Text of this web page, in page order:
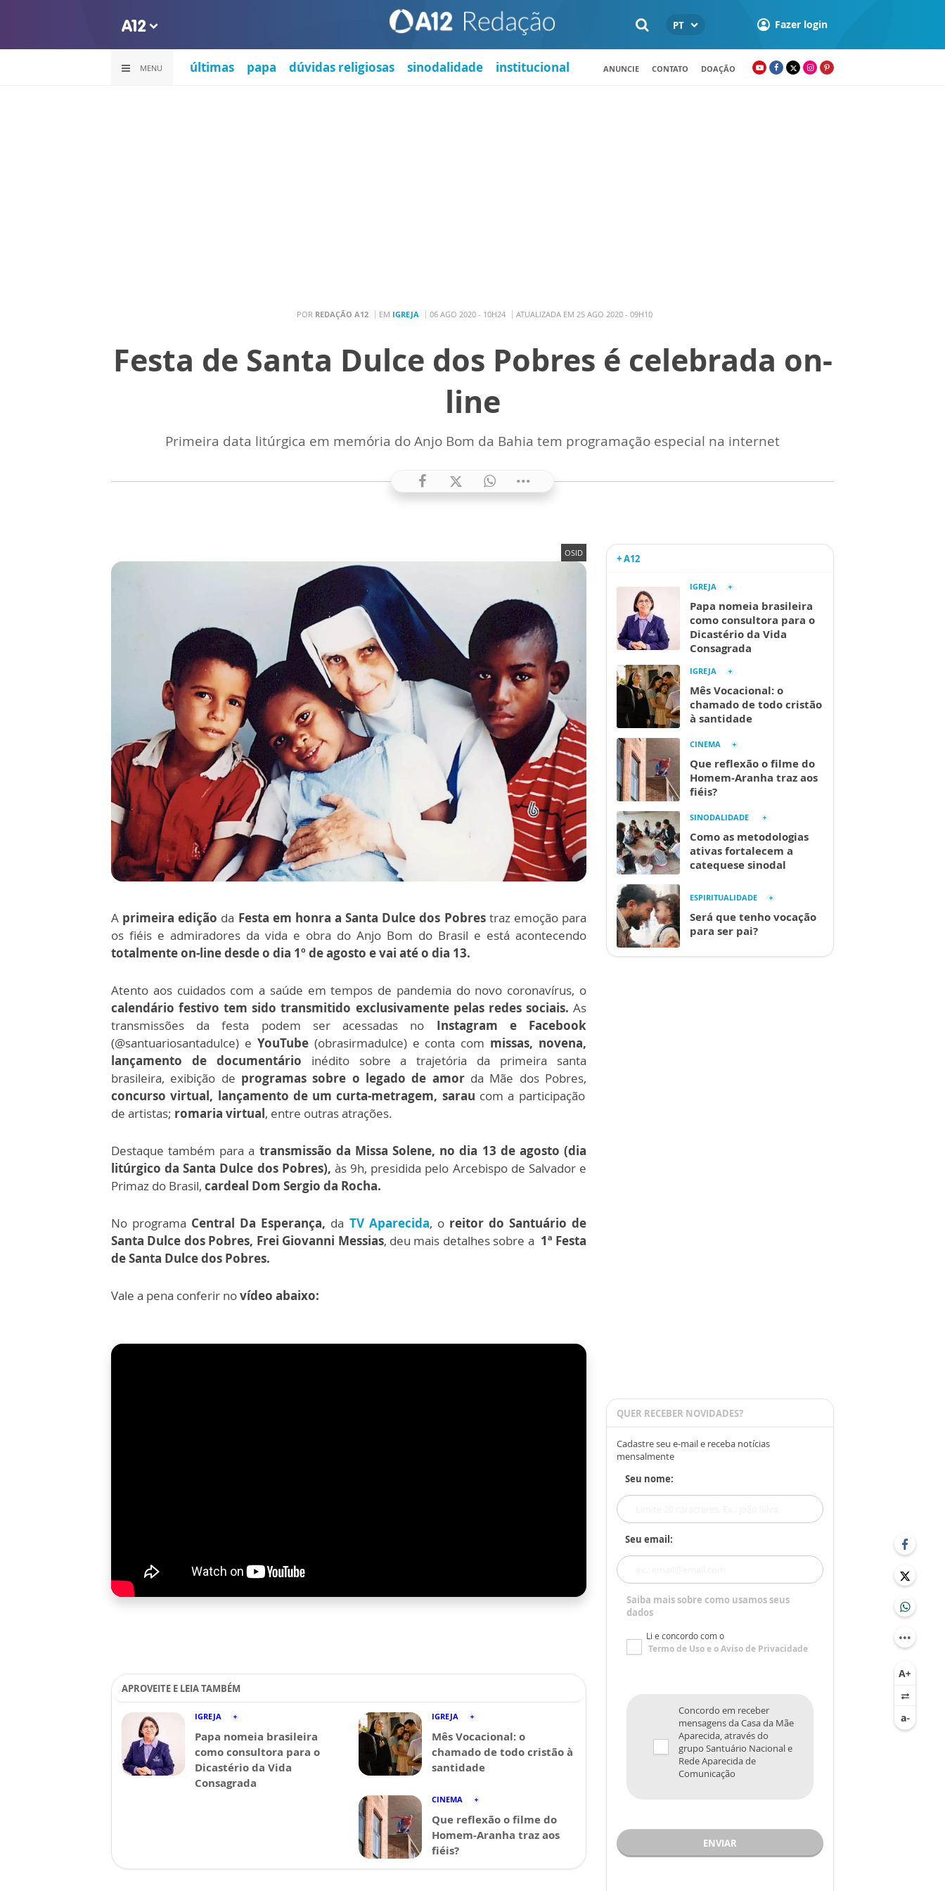
PT Fazer login
MENU últimas papa dúvidas religiosas sinodalidade institucional ANUNCIE CONTATO DOAÇÃO
POR REDAÇÃO A12 EM IGREJA 06 AGO 2020 - 10H24 ATUALIZADA EM 25 AGO 2020 - 09H10
Festa de Santa Dulce dos Pobres é celebrada on-
line
Primeira data litúrgica em memória do Anjo Bom da Bahia tem programação especial na internet
OSID
A primeira edição da Festa em honra a Santa Dulce dos Pobrestraz emoção para
os fiéis e admiradores da vida e obra do Anjo Bom do Brasil e está acontecendo
totalmente on-line desde o dia 1º de agosto e vai até o dia 13.
Atento aos cuidados com a saúde em tempos de pandemia do novo coronavírus, o
calendário festivo tem sido transmitido exclusivamente pelas redes sociais. As
transmissões da festa podem ser acessadas no Instagram e Facebook
(@santuariosantadulce) e YouTube(obrasirmadulce) e conta com missas, novena,
lançamento de documentário inédito sobre a trajetória da primeira santa
brasileira, exibição de programas sobre o legado de amor da Mãe dos Pobres,
concurso virtual, lançamento de um curta-metragem, sarau com a participação
de artistas; romaria virtual, entre outras atrações.
Destaque também para a transmissão da Missa Solene, no dia 13 de agosto (dia
litúrgico da Santa Dulce dos Pobres), às 9h, presidida pelo Arcebispo de Salvador e
Primaz do Brasil, cardeal Dom Sergio da Rocha.
No programa Central Da Esperança, da TV Aparecida, o reitor do Santuário de
Santa Dulce dos Pobres, Frei Giovanni Messias, deu mais detalhes sobre a 1ª Festa
de Santa Dulce dos Pobres.
Vale a pena conferir novídeo abaixo:
APROVEITE E LEIA TAMBÉM
IGREJA
Papa nomeia brasileira
como consultora para o
Dicastério da Vida
Consagrada
IGREJA
Mês Vocacional: o
chamado de todo cristão à
santidade
CINEMA
Que reflexão o filme do
Homem-Aranha traz aos
fiéis?
+ A12
IGREJA
Papa nomeia brasileira
como consultora para o
Dicastério da Vida
Consagrada
IGREJA
Mês Vocacional: o
chamado de todo cristão
à santidade
CINEMA
Que reflexão o filme do
Homem-Aranha traz aos
fiéis?
SINODALIDADE
Como as metodologias
ativas fortalecem a
catequese sinodal
ESPIRITUALIDADE
Será que tenho vocação
para ser pai?
QUER RECEBER NOVIDADES?
Cadastre seu e-mail e receba notícias
mensalmente
Seu nome:
Seu email:
Saiba mais sobre como usamos seus
dados
Li e concordo com o
Termo de Usoe oAviso de Privacidade
Concordo em receber
mensagens da Casa da Mãe
Aparecida, através do
grupo Santuário Nacional e
Rede Aparecida de
Comunicação
ENVIAR